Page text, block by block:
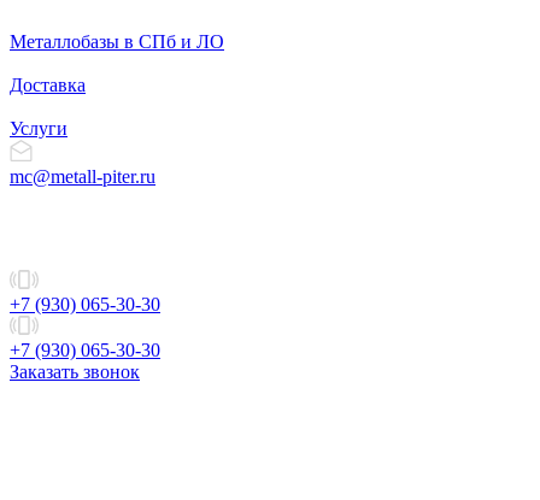
Металлобазы в СПб и ЛО
Доставка
Услуги
mc@metall-piter.ru
+7 (930) 065-30-30
+7 (930) 065-30-30
Заказать звонок